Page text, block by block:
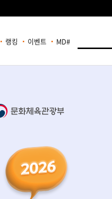
랭킹 이벤트 MD#